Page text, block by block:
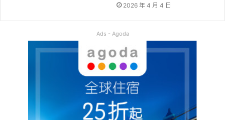
2026 年 4 月 4 日
Ads - Agoda